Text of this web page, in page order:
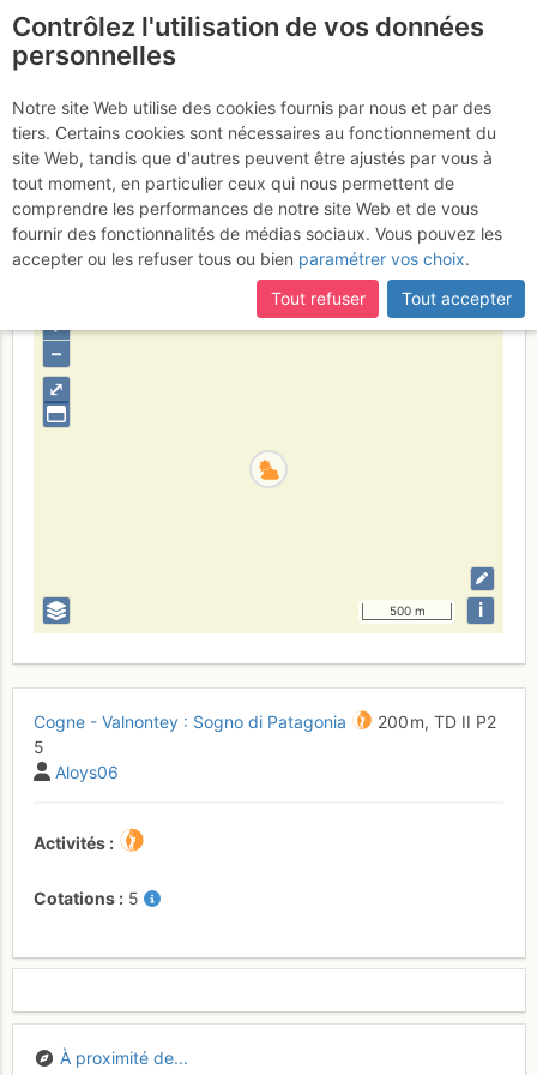
Cogne - Valnontey :
Sogno di Patagonia
Jeudi 16
février 2017
Grand Paradis
⤢
+
–
500 m i
Cogne - Valnontey : Sogno di Patagonia 200 m, TD II P2
5
Aloys06
Activités
Cotations 5
À proximité de...
Contrôlez l'utilisation de vos données
personnelles
Notre site Web utilise des cookies fournis par nous et par des
tiers. Certains cookies sont nécessaires au fonctionnement du
site Web, tandis que d'autres peuvent être ajustés par vous à
tout moment, en particulier ceux qui nous permettent de
comprendre les performances de notre site Web et de vous
fournir des fonctionnalités de médias sociaux. Vous pouvez les
accepter ou les refuser tous ou bien paramétrer vos choix.
Tout refuser
Tout accepter